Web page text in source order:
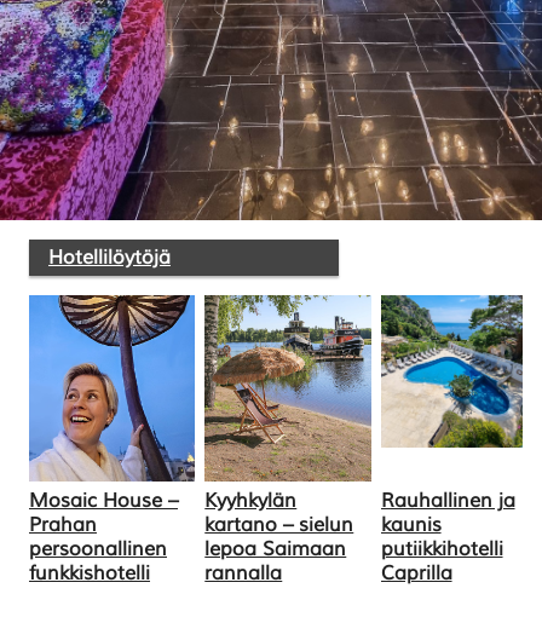
SULJE HAKU ✕
Hotellilöytöjä
Mosaic House –
Prahan
persoonallinen
funkkishotelli
Kyyhkylän
kartano – sielun
lepoa Saimaan
rannalla
Rauhallinen ja
kaunis
putiikkihotelli
Caprilla